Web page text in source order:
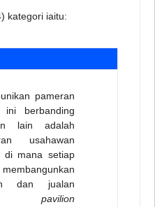
kategori iaitu:
pameran
berbanding
lain adalah
usahawan
di mana setiap
dan jualan
pavilion